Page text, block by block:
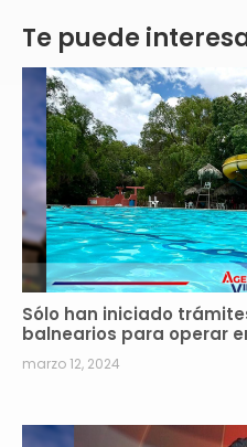
Te puede
Sólo han iniciado
balnearios para operar
marzo 12, 2024